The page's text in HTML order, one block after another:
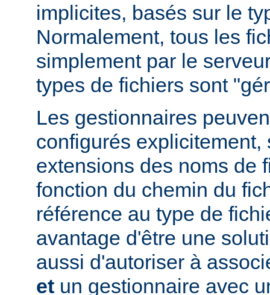
implicites, basés sur le
Normalement, tous les
simplement par le
types de fichiers sont
Les gestionnaires
configurés explicitement,
extensions des noms de
fonction du chemin du
référence au type de
avantage d'être une
aussi d'autoriser à
et un gestionnaire avec